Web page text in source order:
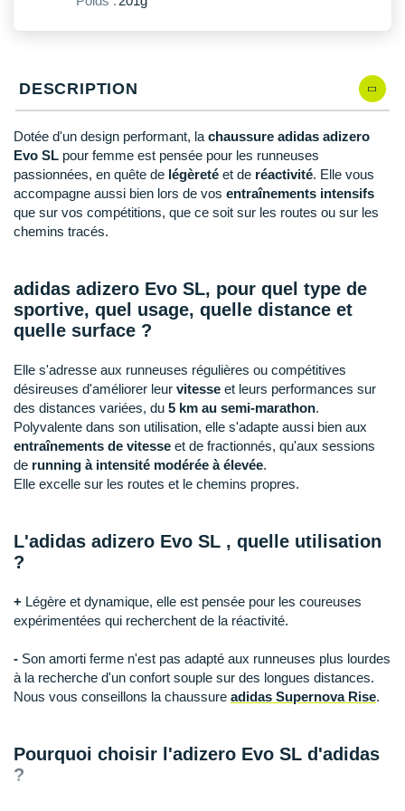
DESCRIPTION
Dotée d'un design performant, la chaussure adidas adizero
Evo SL pour femme est pensée pour les runneuses
passionnées, en quête de légèreté et de réactivité. Elle vous
accompagne aussi bien lors de vos entraînements intensifs
que sur vos compétitions, que ce soit sur les routes ou sur les
chemins tracés.
adidas adizero Evo SL, pour quel type de
sportive, quel usage, quelle distance et
quelle surface ?
Elle s'adresse aux runneuses régulières ou compétitives
désireuses d'améliorer leur vitesse et leurs performances sur
des distances variées, du 5 km au semi-marathon.
Polyvalente dans son utilisation, elle s'adapte aussi bien aux
entraînements de vitesse et de fractionnés, qu'aux sessions
de running à intensité modérée à élevée.
Elle excelle sur les routes et le chemins propres.
L'adidas adizero Evo SL , quelle utilisation
?
+ Légère et dynamique, elle est pensée pour les coureuses
expérimentées qui recherchent de la réactivité.
- Son amorti ferme n'est pas adapté aux runneuses plus lourdes
à la recherche d'un confort souple sur des longues distances.
Nous vous conseillons la chaussure adidas Supernova Rise.
Pourquoi choisir l'adizero Evo SL d'adidas
?
PAR MARQUES
+ Voir tous lesaccessoires
Odlo
On-Running
OVERSTIMS
Petzl
Polar
Puma
Raidlight
Reebok
Salomon
Saxx
Scarpa
Scott
Shokz
Sidas
Speedo